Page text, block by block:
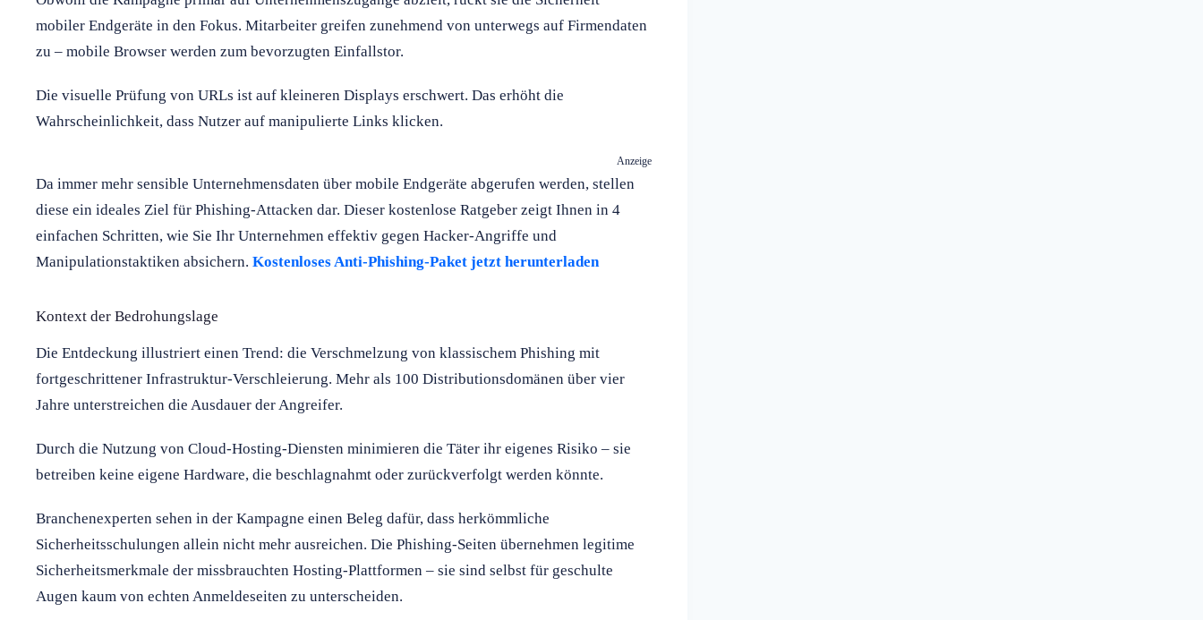
mobiler Endgeräte in den Fokus. Mitarbeiter greifen zunehmend von unterwegs auf Firmendaten
zu – mobile Browser werden zum bevorzugten Einfallstor.
Die visuelle Prüfung von URLs ist auf kleineren Displays erschwert. Das erhöht die
Wahrscheinlichkeit, dass Nutzer auf manipulierte Links klicken.
Anzeige
Da immer mehr sensible Unternehmensdaten über mobile Endgeräte abgerufen werden, stellen
diese ein ideales Ziel für Phishing-Attacken dar. Dieser kostenlose Ratgeber zeigt Ihnen in 4
einfachen Schritten, wie Sie Ihr Unternehmen effektiv gegen Hacker-Angriffe und
Manipulationstaktiken absichern. Kostenloses Anti-Phishing-Paket jetzt herunterladen
Kontext der Bedrohungslage
Die Entdeckung illustriert einen Trend: die Verschmelzung von klassischem Phishing mit
fortgeschrittener Infrastruktur-Verschleierung. Mehr als 100 Distributionsdomänen über vier
Jahre unterstreichen die Ausdauer der Angreifer.
Durch die Nutzung von Cloud-Hosting-Diensten minimieren die Täter ihr eigenes Risiko – sie
betreiben keine eigene Hardware, die beschlagnahmt oder zurückverfolgt werden könnte.
Branchenexperten sehen in der Kampagne einen Beleg dafür, dass herkömmliche
Sicherheitsschulungen allein nicht mehr ausreichen. Die Phishing-Seiten übernehmen legitime
Sicherheitsmerkmale der missbrauchten Hosting-Plattformen – sie sind selbst für geschulte
Augen kaum von echten Anmeldeseiten zu unterscheiden.